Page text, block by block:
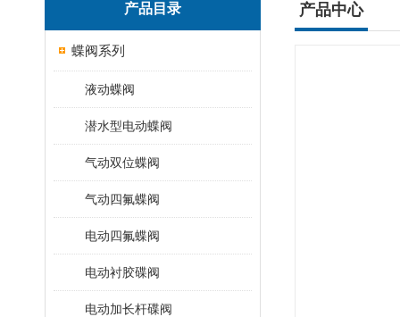
产品目录
蝶阀系列
液动蝶阀
潜水型电动蝶阀
气动双位蝶阀
气动四氟蝶阀
电动四氟蝶阀
电动衬胶碟阀
电动加长杆碟阀
产品中心